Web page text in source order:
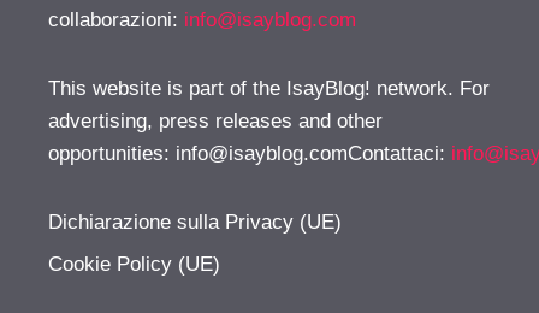
collaborazioni: info@isayblog.com
This website is part of the IsayBlog! network. For
advertising, press releases and other
opportunities: info@isayblog.comContattaci:
Dichiarazione sulla Privacy (UE)
Cookie Policy (UE)